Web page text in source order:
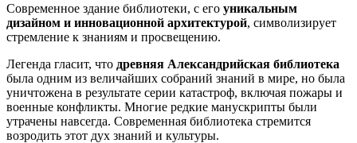
Современное здание библиотеки, с его уникальным
дизайном и инновационной архитектурой, символизирует
стремление к знаниям и просвещению.
Легенда гласит, что древняя Александрийская библиотека
была одним из величайших собраний знаний в мире, но была
уничтожена в результате серии катастроф, включая пожары и
военные конфликты. Многие редкие манускрипты были
утрачены навсегда. Современная библиотека стремится
возродить этот дух знаний и культуры.